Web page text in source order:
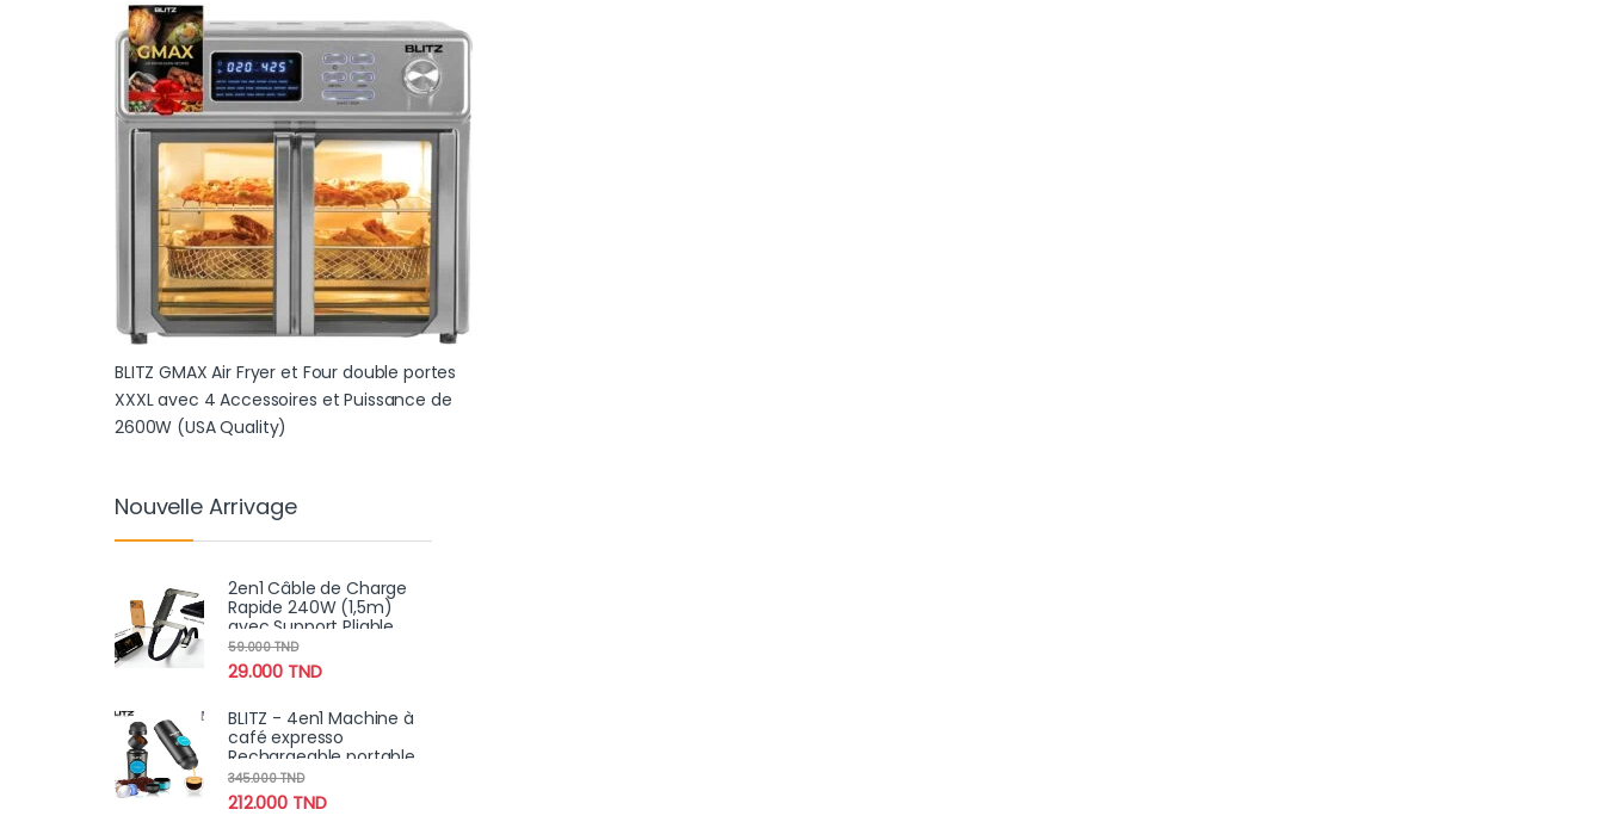
BLITZ GMAX Air Fryer et Four double portes
XXXL avec 4 Accessoires et Puissance de
2600W (USA Quality)
Nouvelle Arrivage
2en1 Câble de Charge
Rapide 240W (1,5m)
avec Support Pliable
Intégré – Cordon
Robuste pour
Smartphones et
29.000 TND
59.000TND
BLITZ - 4en1 Machine à
café expresso
Rechargeable portable
sans fil, chauffante
avec bac à
poudre/capsule
212.000 TND
345.000TND